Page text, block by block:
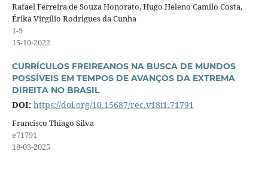
Rafael Ferreira de Souza Honorato, Hugo Heleno Camilo Costa,
Érika Virgílio Rodrigues da Cunha
1-9
15-10-2022
CURRÍCULOS FREIREANOS NA BUSCA DE MUNDOS
POSSÍVEIS EM TEMPOS DE AVANÇOS DA EXTREMA
DIREITA NO BRASIL
DOI: https://doi.org/10.15687/rec.v18i1.71791
Francisco Thiago Silva
e71791
18-03-2025